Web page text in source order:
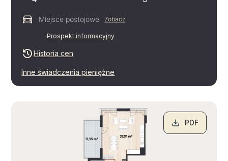
Miejsce postojowe Zobacz
Prospekt informacyjny
Historia cen
Inne świadczenia pieniężne
PDF